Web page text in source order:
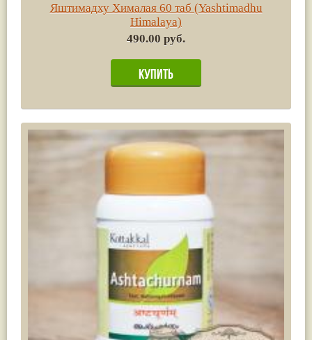
Яштимадху Хималая 60 таб (Yashtimadhu
Himalaya)
490.00 руб.